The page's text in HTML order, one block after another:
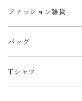
ファッション雑貨
バッグ
Tシャツ